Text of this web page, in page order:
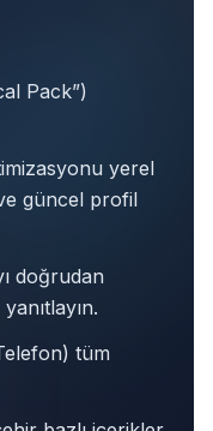
Pack”)
yerel
güncel profil
doğrudan
tüm